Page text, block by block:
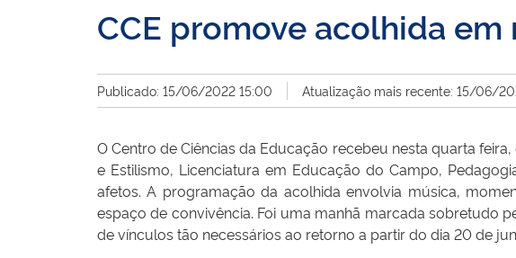
CCE promove acolhida
Publicado: 15/06/2022 15:00 Atualização mais recente: 15/06/
O Centro de Ciências da Educação recebeu nesta quarta
e Estilismo, Licenciatura em Educação do Campo,
afetos. A programação da acolhida envolvia música,
espaço de convivência. Foi uma manhã marcada sobretudo
de vínculos tão necessários ao retorno a partir do dia 20 de